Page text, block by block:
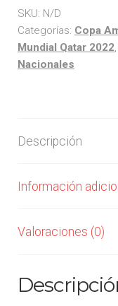
SKU: N/D
Categorías: Copa
Mundial Qatar 2022,
Nacionales
Descripción
Información
Valoraciones (0)